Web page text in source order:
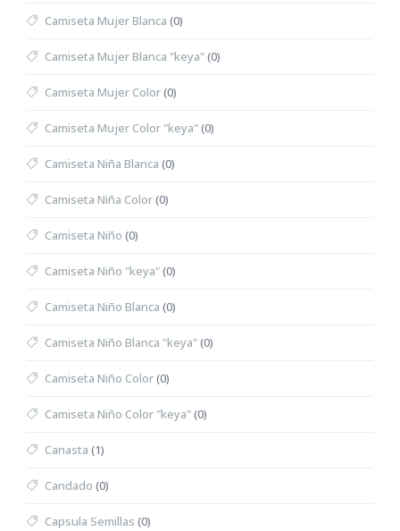
Camiseta Mujer Blanca (0)
Camiseta Mujer Blanca "keya"(0)
Camiseta Mujer Color(0)
Camiseta Mujer Color "keya"(0)
Camiseta Niña Blanca (0)
Camiseta Niña Color(0)
Camiseta Niño (0)
Camiseta Niño "keya"(0)
Camiseta Niño Blanca (0)
Camiseta Niño Blanca "keya"(0)
Camiseta Niño Color(0)
Camiseta Niño Color "keya"(0)
Canasta (1)
Candado (0)
Capsula Semillas (0)